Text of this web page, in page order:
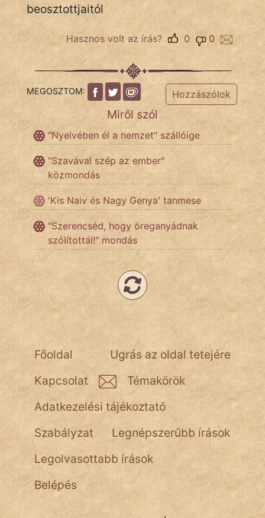
És
KÖZMONDÁS
ZENE
FILM
ÉLETMÓD
MAGYARSÁG
TÖRTÉNELEM
fantom
Hunor
Jób Gedeon
Láron Ádám
mikkamakka
vörös ördög
beosztottjaitól
Hasznos volt az írás? 0
0
MEGOSZTOM: Hozzászólok
Miről szól
"Nyelvében él a nemzet" szállóige
"Szavával szép az ember"
közmondás
'Kis Naiv és Nagy Genya' tanmese
"Szerencséd, hogy öreganyádnak
szólítottál!" mondás
Ugrás az oldal tetejére
Főoldal
Kapcsolat
Témakörök
Adatkezelési tájékoztató
Szabályzat
Legnépszerűbb írások
Legolvasottabb írások
Belépés